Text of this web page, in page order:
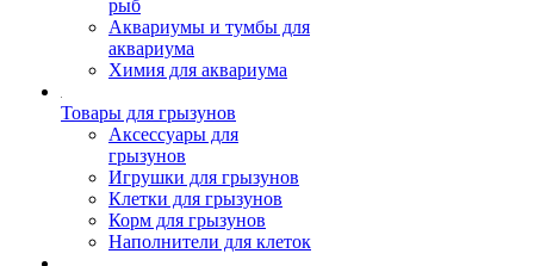
рыб
Аквариумы и тумбы для
аквариума
Химия для аквариума
Товары для грызунов
Аксессуары для
грызунов
Игрушки для грызунов
Клетки для грызунов
Корм для грызунов
Наполнители для клеток